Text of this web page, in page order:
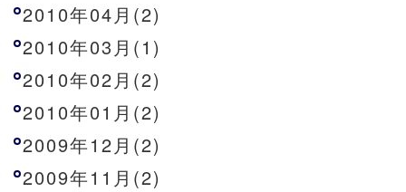
2010年04月(2)
2010年03月(1)
2010年02月(2)
2010年01月(2)
2009年12月(2)
2009年11月(2)